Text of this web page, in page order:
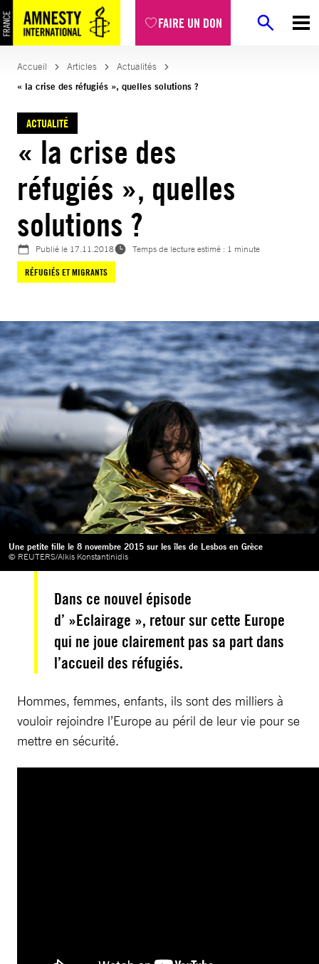
FAIRE UN DON
Aller
au
contenu
Accueil Articles
Actualités
« la crise des réfugiés », quelles solutions ?
ACTUALITÉ
« la crise des
réfugiés », quelles
solutions ?
Publié le 17.11.2018
Temps de lecture estimé : 1 minute
RÉFUGIÉS ET MIGRANTS
Une petite fille le 8 novembre 2015 sur les îles de Lesbos en Grèce
© REUTERS/Alkis Konstantinidis
Dans ce nouvel épisode
d’ »Eclairage », retour sur cette Europe
qui ne joue clairement pas sa part dans
l’accueil des réfugiés.
Hommes, femmes, enfants, ils sont des milliers à
vouloir rejoindre l’Europe au péril de leur vie pour se
mettre en sécurité.